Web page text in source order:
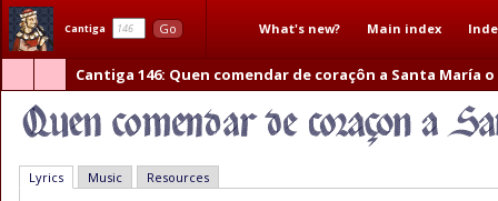
Cantiga Go What's new? Main index
Cantiga 146: Quen comendar de coraçôn a Santa María o
Lyrics Music Resources